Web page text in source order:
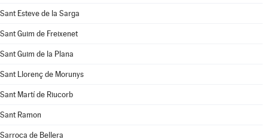
Sant Esteve de la Sarga
Sant Guim de Freixenet
Sant Guim de la Plana
Sant Llorenç de Morunys
Sant Martí de Riucorb
Sant Ramon
Sarroca de Bellera